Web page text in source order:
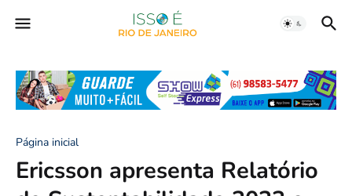
Página inicial
Ericsson apresenta Relatório